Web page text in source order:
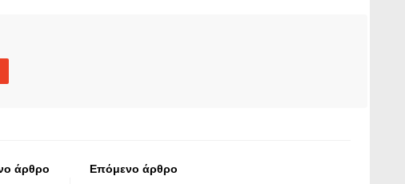
άρθρο Επόμενο άρθρο